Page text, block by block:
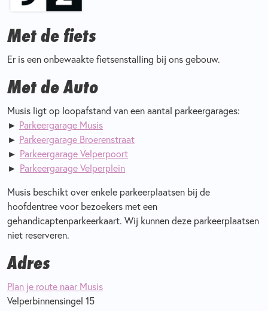
Met de fiets
Er is een onbewaakte fietsenstalling bij ons gebouw.
Met de Auto
Musis ligt op loopafstand van een aantal parkeergarages:
► Parkeergarage Musis
► Parkeergarage Broerenstraat
► Parkeergarage Velperpoort
► Parkeergarage Velperplein
Musis beschikt over enkele parkeerplaatsen bij de
hoofdentree voor bezoekers met een
gehandicaptenparkeerkaart. Wij kunnen deze parkeerplaatsen
niet reserveren.
Adres
Plan je route naar Musis
Velperbinnensingel 15